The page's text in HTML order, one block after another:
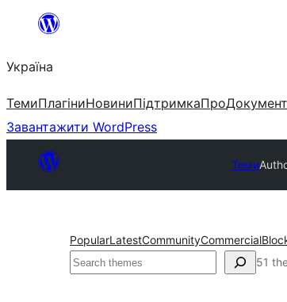
Перейти
вмісту
Україна
ТемиПлагіниНовиниПідтримкаПро
Завантажити WordPress
Теми
PopularLatestCommunityCommercial
Пошук 51